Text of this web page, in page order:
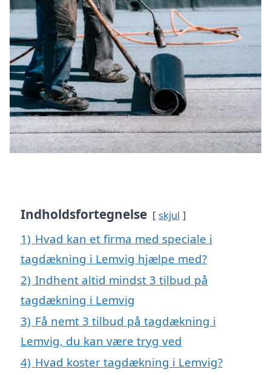
Indholdsfortegnelse skjul
1) Hvad kan et firma med speciale i
tagdækning i Lemvig hjælpe med?
2) Indhent altid mindst 3 tilbud på
tagdækning i Lemvig
3) Få nemt 3 tilbud på tagdækning i
Lemvig, du kan være tryg ved
4) Hvad koster tagdækning i Lemvig?